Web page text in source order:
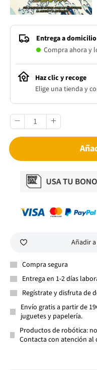
Entrega a
Compra ahora y
Haz clic y recoge
Elige una tienda y
Añadir
Compra segura
Entrega en 1-2 días
Regístrate y disfruta de
Envío gratis a partir de
juguetes y papelería.
Productos de robótica:
Contacta con atención al